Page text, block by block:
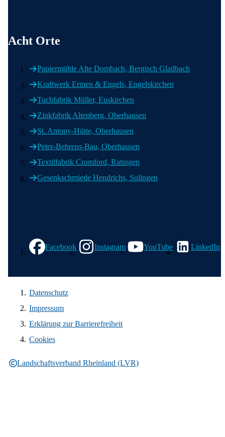
Acht Orte
Papiermühle Alte Dombach, Bergisch Gladbach
Kraftwerk Ermen & Engels, Engelskirchen
Tuchfabrik Müller, Euskirchen
Zinkfabrik Altenberg, Oberhausen
St. Antony-Hütte, Oberhausen
Peter-Behrens-Bau, Oberhausen
Textilfabrik Cromford, Ratingen
Gesenkschmiede Hendrichs, Solingen
Facebook
Instagram YouTube LinkedIn
Landschaftsverband Rheinland (LVR)
Datenschutz
Impressum
Erklärung zur Barrierefreiheit
Cookies